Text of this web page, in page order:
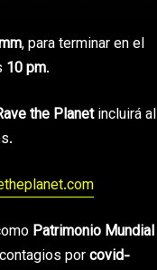
, para terminar en el
10 pm.
the Planetincluirá al
Patrimonio Mundial
porcovid-